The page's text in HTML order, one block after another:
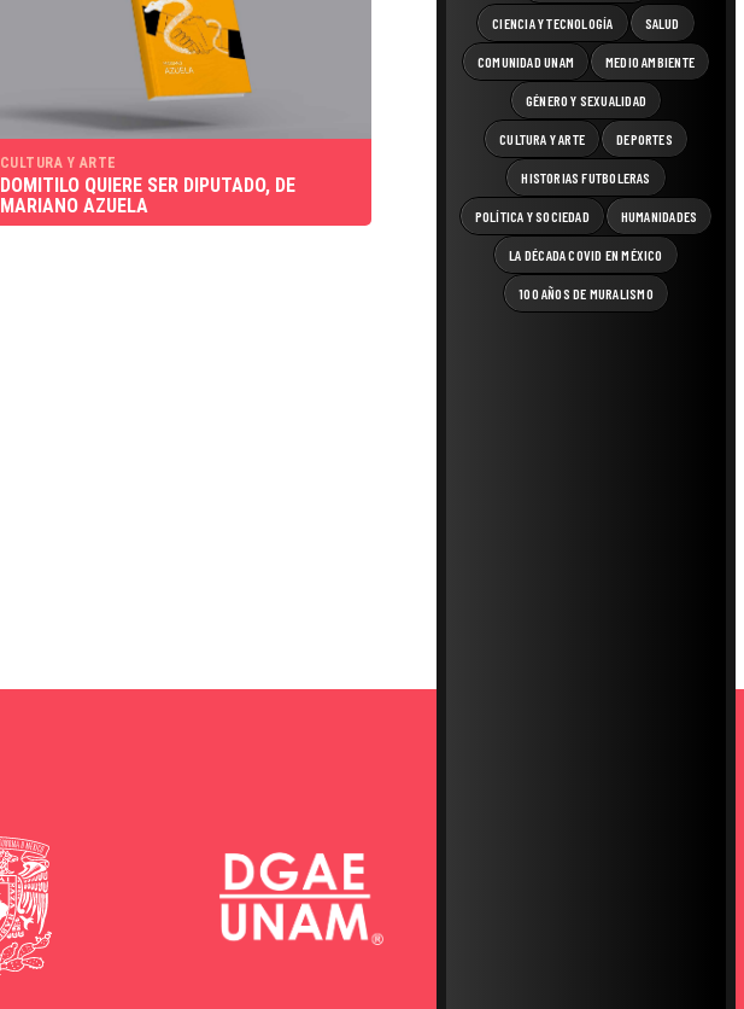
CIENCIA Y TECNOLOGÍA SALUD
COMUNIDAD UNAM MEDIO AMBIENTE
GÉNERO Y SEXUALIDAD
CULTURA Y ARTE DEPORTES
HISTORIAS FUTBOLERAS
POLÍTICA Y SOCIEDAD HUMANIDADES
LA DÉCADA COVID EN MÉXICO
100 AÑOS DE MURALISMO
CULTURA Y ARTE
DOMITILO QUIERE SER DIPUTADO, DE
MARIANO AZUELA